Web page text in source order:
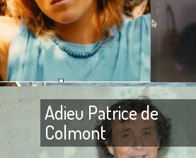
L’enfance fracassée À la petite
école, puis au collège où j’étais
dans des établissements
privés et religieux, le mot qui
Adieu Patrice de
Colmont